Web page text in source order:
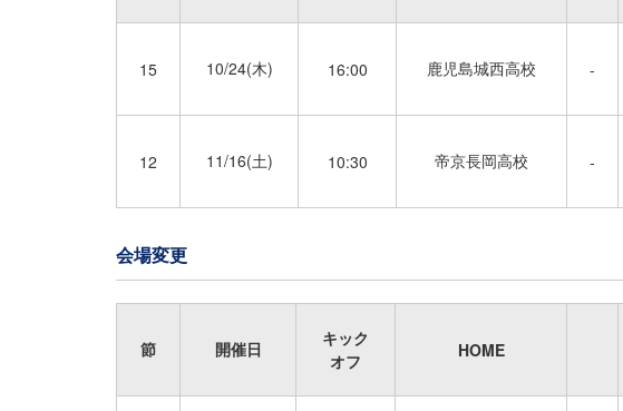
15 10/24(木) 16:00 鹿児島城西高校 -
12 11/16(土) 10:30 帝京長岡高校 -
会場変更
節 開催日
キック
オフ
HOME